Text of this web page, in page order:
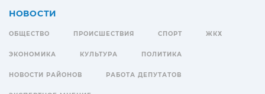
НОВОСТИ
ОБЩЕСТВО ПРОИСШЕСТВИЯ СПОРТ ЖКХ
ЭКОНОМИКА КУЛЬТУРА ПОЛИТИКА
НОВОСТИ РАЙОНОВ РАБОТА ДЕПУТАТОВ